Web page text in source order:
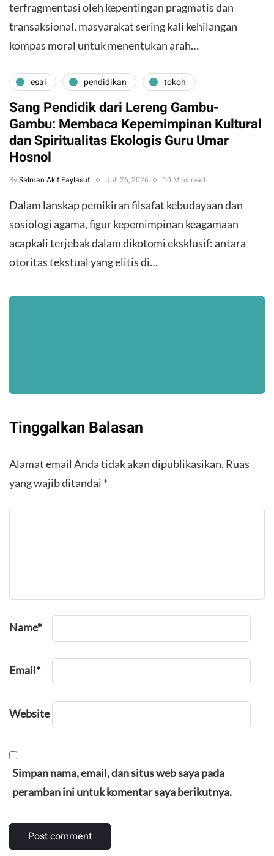
terfragmentasi oleh kepentingan pragmatis dan
transaksional, masyarakat sering kali kehilangan
kompas moral untuk menentukan arah…
esai pendidikan tokoh
Sang Pendidik dari Lereng Gambu-
Gambu: Membaca Kepemimpinan Kultural
dan Spiritualitas Ekologis Guru Umar
Hosnol
By Salman Akif Faylasuf Juli 26, 2026 10 Mins read
Dalam lanskap pemikiran filsafat kebudayaan dan
sosiologi agama, figur kepemimpinan keagamaan
acapkali terjebak dalam dikotomi eksklusif: antara
otoritas tekstual yang elitis di…
Tinggalkan Balasan
Alamat email Anda tidak akan dipublikasikan. Ruas
yang wajib ditandai *
Name*
Email*
Website
Simpan nama, email, dan situs web saya pada
peramban ini untuk komentar saya berikutnya.